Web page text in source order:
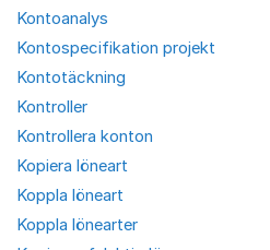
Kontoanalys
Kontospecifikation projekt
Kontotäckning
Kontroller
Kontrollera konton
Kopiera löneart
Koppla löneart
Koppla lönearter